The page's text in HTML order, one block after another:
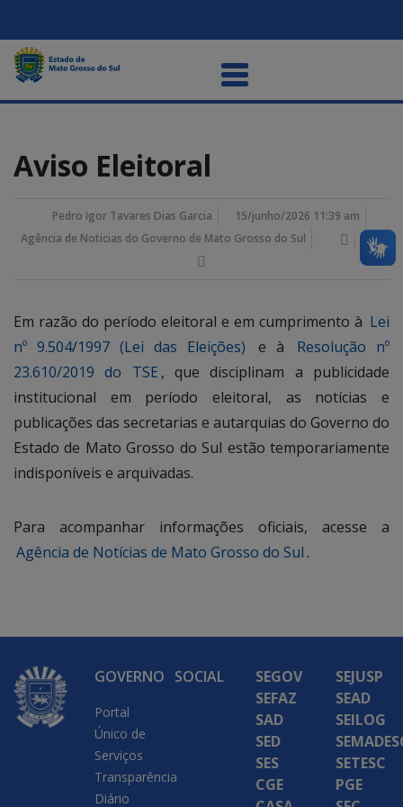
Aviso Eleitoral
Pedro Igor Tavares Dias Garcia
15/junho/2026 11:39 am
Agência de Noticias do Governo de Mato Grosso do Sul
Em razão do período eleitoral e em cumprimento à Lei
nº 9.504/1997 (Lei das Eleições)
e à
Resolução nº
23.610/2019 do TSE , que disciplinam a publicidade
institucional em período eleitoral, as notícias e
publicações das secretarias e autarquias do Governo do
Estado de Mato Grosso do Sul estão temporariamente
indisponíveis e arquivadas.
Para acompanhar informações oficiais, acesse a
Agência de Notícias de Mato Grosso do Sul .
GOVERNO
Portal
Único de
Serviços
Transparência
Diário
SOCIAL
SEGOV
SEFAZ
SAD
SED
SES
CGE
SEJUSP
SEAD
SEILOG
SETESC
PGE